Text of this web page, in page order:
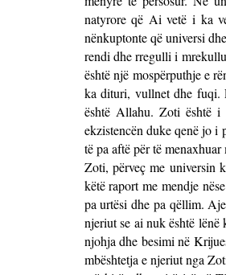
natyrore që Ai vetë i ka
nënkuptonte që universi
rendi dhe rregulli i
është një mospërputhje e
ka dituri, vullnet dhe fuqi.
është Allahu. Zoti është i
ekzistencën duke qenë jo i
të pa aftë për të
Zoti, përveç me universin
këtë raport me mendje
pa urtësi dhe pa qëllim.
njeriut se ai nuk është
njohja dhe besimi në
mbështetja e njeriut nga